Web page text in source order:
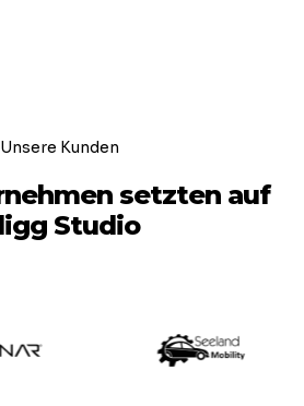
Unsere Kunden
setzten auf
Studio